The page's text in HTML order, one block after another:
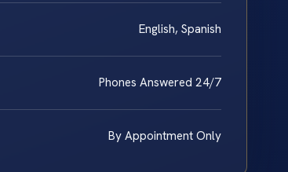
English, Spanish
Phones Answered 24/7
By Appointment Only